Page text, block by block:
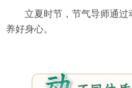
立夏时节，节气导师通
养好身心。